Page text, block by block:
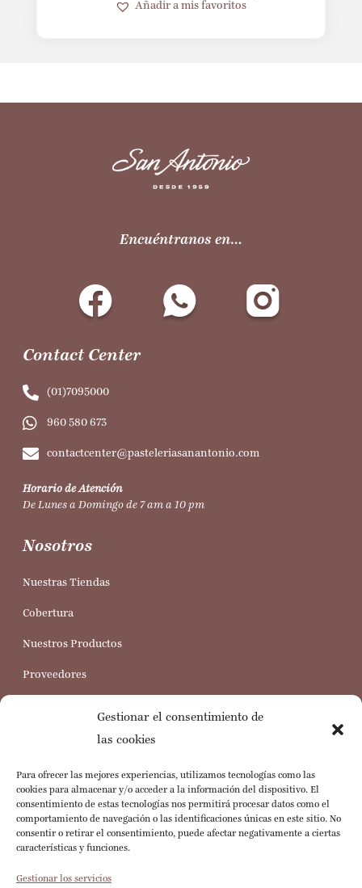
Gestionar el consentimiento de
las cookies
Para ofrecer las mejores experiencias, utilizamos tecnologías como las
cookies para almacenar y/o acceder a la información del dispositivo. El
consentimiento de estas tecnologías nos permitirá procesar datos como el
comportamiento de navegación o las identificaciones únicas en este sitio. No
consentir o retirar el consentimiento, puede afectar negativamente a ciertas
características y funciones.
Gestionar los servicios
Añadir a mis favoritos
Encuéntranos en…
Contact Center
(01)7095000
960 580 673
contactcenter@pasteleriasanantonio.com
Horario de Atención
De Lunes a Domingo de 7 am a 10 pm
Nosotros
Nuestras Tiendas
Cobertura
Nuestros Productos
Proveedores
Servicio al Cliente
Preguntas Frecuentes
Política de Cookies
Legales Web